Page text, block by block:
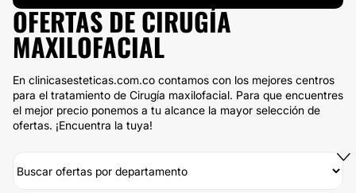
OFERTAS DE CIRUGÍA
MAXILOFACIAL
En clinicasesteticas.com.co contamos con los mejores centros
para el tratamiento de Cirugía maxilofacial. Para que encuentres
el mejor precio ponemos a tu alcance la mayor selección de
ofertas. ¡Encuentra la tuya!